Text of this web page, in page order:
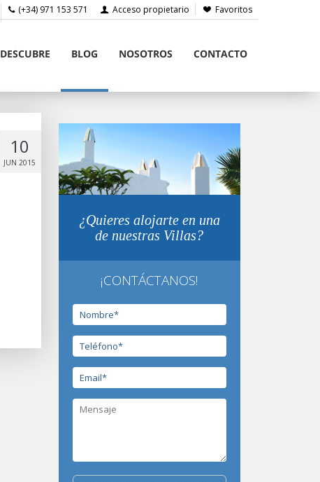
Favoritos
Acceso propietario
(+34) 971 153 571
DESCUBRE BLOG NOSOTROS CONTACTO
10
JUN 2015
¿Quieres alojarte en una
de nuestras Villas?
¡CONTÁCTANOS!